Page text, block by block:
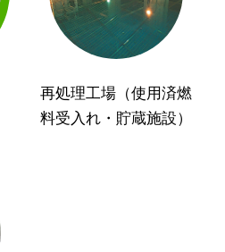
再処理工場（使用済燃
料受入れ・貯蔵施設）